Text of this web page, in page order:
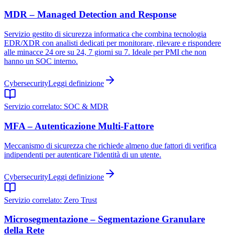
MDR – Managed Detection and Response
Servizio gestito di sicurezza informatica che combina tecnologia
EDR/XDR con analisti dedicati per monitorare, rilevare e rispondere
alle minacce 24 ore su 24, 7 giorni su 7. Ideale per PMI che non
hanno un SOC interno.
CybersecurityLeggi definizione
Servizio correlato: SOC & MDR
MFA – Autenticazione Multi-Fattore
Meccanismo di sicurezza che richiede almeno due fattori di verifica
indipendenti per autenticare l'identità di un utente.
CybersecurityLeggi definizione
Servizio correlato: Zero Trust
Microsegmentazione – Segmentazione Granulare
della Rete